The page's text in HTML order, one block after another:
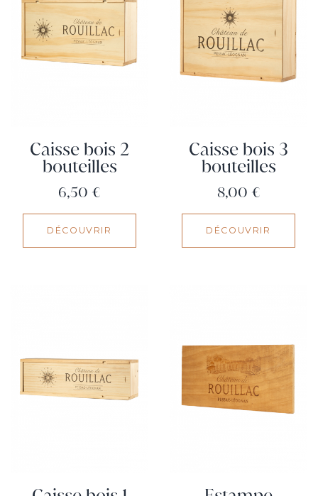
Caisse bois 2
bouteilles
Prix
6,50 €
DÉCOUVRIR
Caisse bois 3
bouteilles
Prix
8,00 €
DÉCOUVRIR